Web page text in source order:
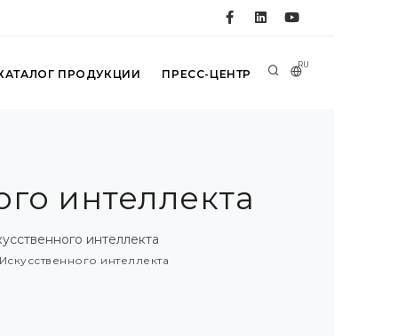
RU
ПРОДУКЦИИ ПРЕСС-ЦЕНТР
интеллекта
интеллекта
интеллекта